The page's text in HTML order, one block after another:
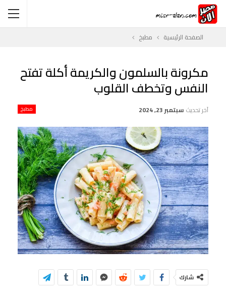
الصفحة الرئيسية مطبخ
مكرونة بالسلمون والكريمة أكلة تفتح
النفس وتخطف القلوب
مطبخ آخر تحديث سبتمبر 23, 2024
شارك